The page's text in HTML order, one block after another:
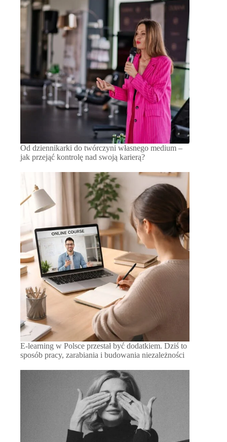
Od dziennikarki do twórczyni własnego medium –
jak przejąć kontrolę nad swoją karierą?
E-learning w Polsce przestał być dodatkiem. Dziś to
sposób pracy, zarabiania i budowania niezależności